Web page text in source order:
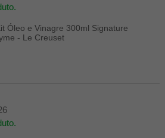
Óleo e Vinagre 300ml Signature
- Le Creuset